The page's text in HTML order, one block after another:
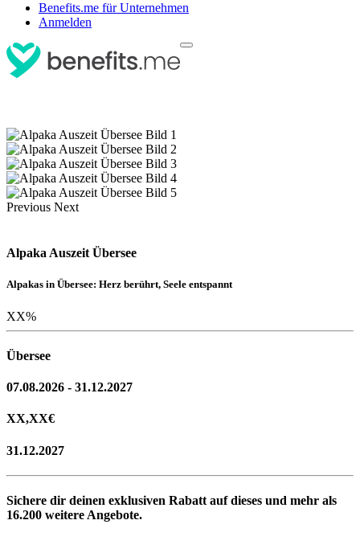
Benefits.me für Unternehmen
Anmelden
Previous Next
Alpaka Auszeit Übersee
Alpakas in Übersee: Herz berührt, Seele entspannt
XX%
Übersee
07.08.2026 - 31.12.2027
XX,XX€
31.12.2027
Sichere dir deinen exklusiven Rabatt auf dieses und mehr als
16.200 weitere Angebote.